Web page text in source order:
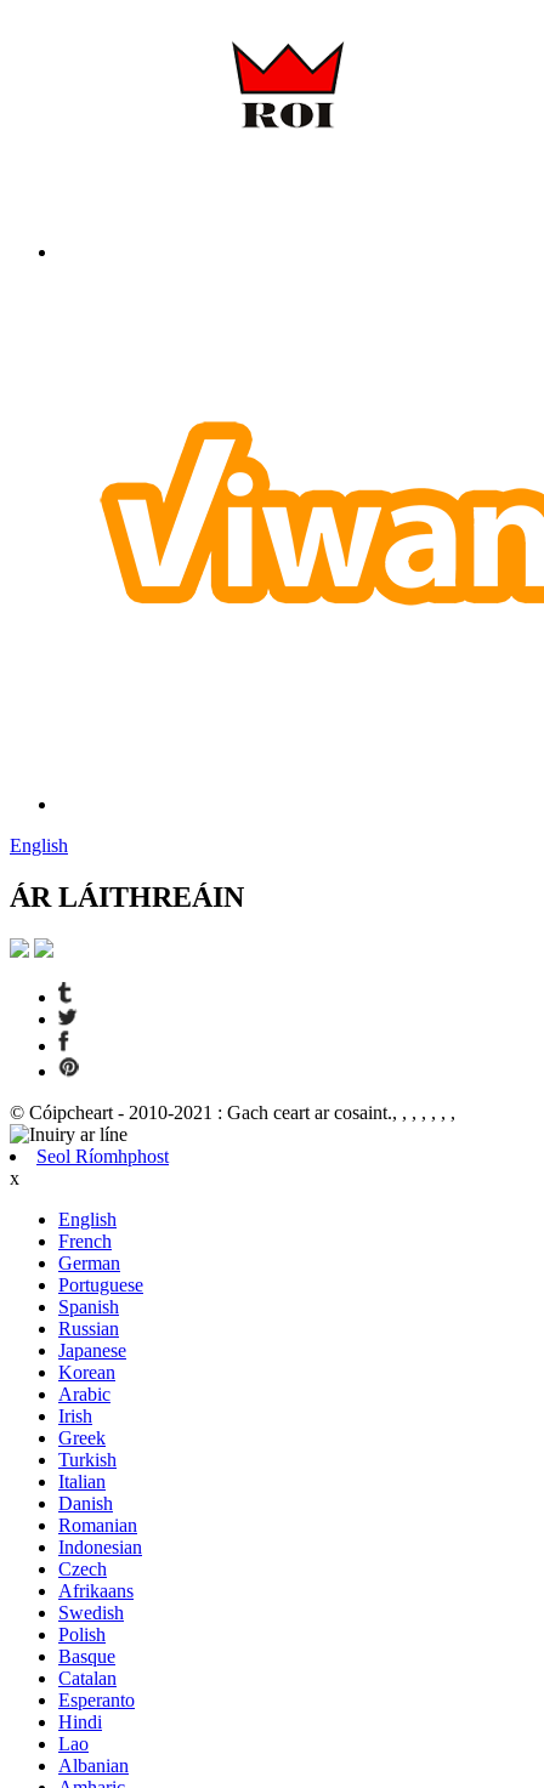
English
ÁR LÁITHREÁIN
© Cóipcheart - 2010-2021 : Gach ceart ar cosaint., , , , , , ,
Seol Ríomhphost
x
English
French
German
Portuguese
Spanish
Russian
Japanese
Korean
Arabic
Irish
Greek
Turkish
Italian
Danish
Romanian
Indonesian
Czech
Afrikaans
Swedish
Polish
Basque
Catalan
Esperanto
Hindi
Lao
Albanian